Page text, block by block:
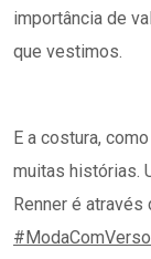
importância de
que vestimos.
E a costura,
muitas histórias.
Renner é
#ModaComVerso